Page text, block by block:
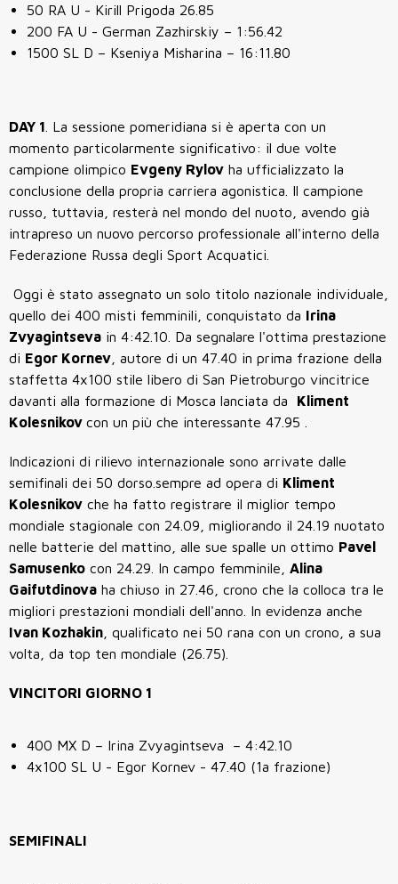
50 RA U - Kirill Prigoda 26.85
200 FA U - German Zazhirskiy – 1:56.42
1500 SL D – Kseniya Misharina – 16:11.80
DAY 1 . La sessione pomeridiana si è aperta con un
momento particolarmente significativo: il due volte
campione olimpico Evgeny Rylov ha ufficializzato la
conclusione della propria carriera agonistica. Il campione
russo, tuttavia, resterà nel mondo del nuoto, avendo già
intrapreso un nuovo percorso professionale all'interno della
Federazione Russa degli Sport Acquatici.
Oggi è stato assegnato un solo titolo nazionale individuale,
quello dei 400 misti femminili, conquistato da Irina
Zvyagintseva in 4:42.10. Da segnalare l'ottima prestazione
di Egor Kornev , autore di un 47.40 in prima frazione della
staffetta 4x100 stile libero di San Pietroburgo vincitrice
davanti alla formazione di Mosca lanciata da Kliment
Kolesnikov con un più che interessante 47.95 .
Indicazioni di rilievo internazionale sono arrivate dalle
semifinali dei 50 dorso.sempre ad opera di Kliment
Kolesnikov che ha fatto registrare il miglior tempo
mondiale stagionale con 24.09, migliorando il 24.19 nuotato
nelle batterie del mattino, alle sue spalle un ottimo Pavel
Samusenko con 24.29 . In campo femminile, Alina
Gaifutdinova ha chiuso in 27.46, crono che la colloca tra le
migliori prestazioni mondiali dell'anno. In evidenza anche
Ivan Kozhakin , qualificato nei 50 rana con un crono, a sua
volta, da top ten mondiale (26.75).
VINCITORI GIORNO 1
400 MX D – Irina Zvyagintseva – 4:42.10
4x100 SL U - Egor Kornev - 47.40 (1a frazione)
SEMIFINALI